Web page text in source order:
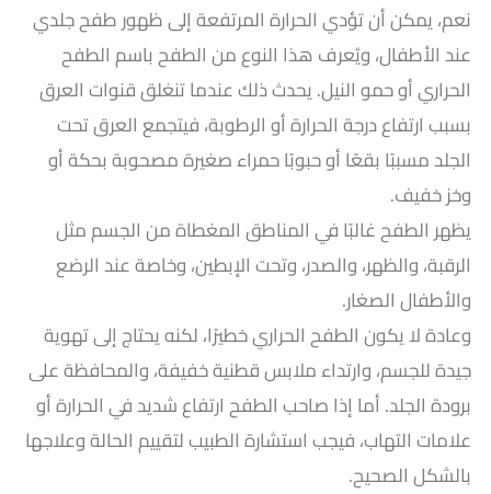
نعم، يمكن أن تؤدي الحرارة المرتفعة إلى ظهور طفح جلدي
عند الأطفال، ويُعرف هذا النوع من الطفح باسم الطفح
الحراري أو حمو النيل. يحدث ذلك عندما تنغلق قنوات العرق
بسبب ارتفاع درجة الحرارة أو الرطوبة، فيتجمع العرق تحت
الجلد مسببًا بقعًا أو حبوبًا حمراء صغيرة مصحوبة بحكة أو
وخز خفيف.
يظهر الطفح غالبًا في المناطق المغطاة من الجسم مثل
الرقبة، والظهر، والصدر، وتحت الإبطين، وخاصة عند الرضع
والأطفال الصغار.
وعادة لا يكون الطفح الحراري خطيرًا، لكنه يحتاج إلى تهوية
جيدة للجسم، وارتداء ملابس قطنية خفيفة، والمحافظة على
برودة الجلد. أما إذا صاحب الطفح ارتفاع شديد في الحرارة أو
علامات التهاب، فيجب استشارة الطبيب لتقييم الحالة وعلاجها
بالشكل الصحيح.